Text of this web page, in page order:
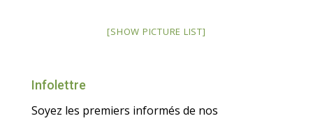
[SHOW PICTURE LIST]
Infolettre
Soyez les premiers informés de nos